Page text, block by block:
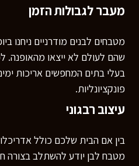
מעבר לגבולות הזמן
מטבחים לבנים מודרניים ניחנו
שהם לעולם לא ייצאו מהאופנה.
בעלי בתים המחפשים אריכות
פונקציונליות.
עיצוב רבגוני
בין אם הבית שלכם כולל
מטבח לבן יודע להשתלב בצורה